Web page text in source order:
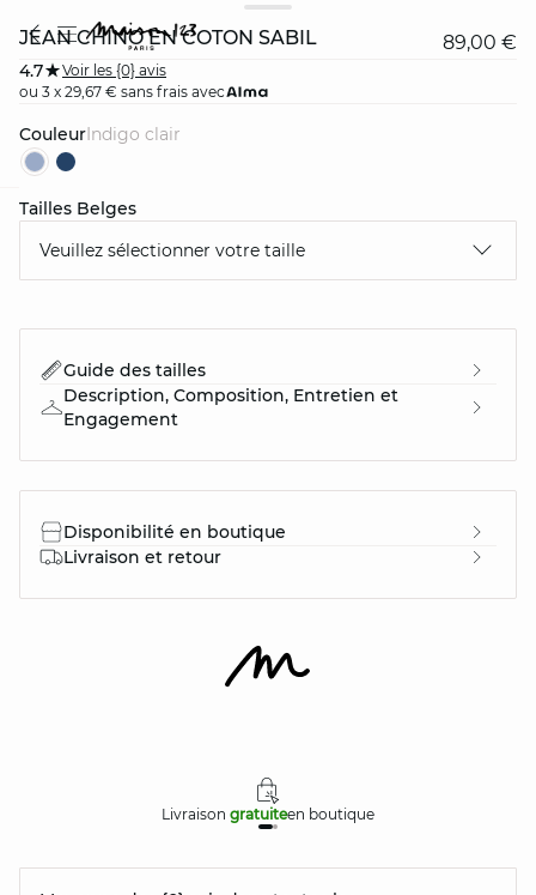
JEAN CHINO EN COTON SABIL 89,00 €
4.7
Voir les {0} avis
ou 3 x 29,67 € sans frais avec
Couleur indigo clair
Tailles Belges
Veuillez sélectionner votre taille
Guide des tailles
Description, Composition, Entretien et
Engagement
Disponibilité en boutique
Livraison et retour
Livraison gratuiteen boutique